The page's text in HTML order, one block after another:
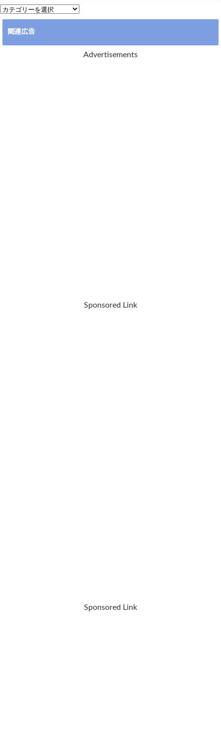
カ
テ
リ
関連広告
Advertisements
Sponsored Link
Sponsored Link